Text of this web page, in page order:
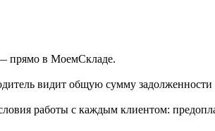
— прямо в МоемСкладе.
видит общую сумму
работы с каждым клиентом: